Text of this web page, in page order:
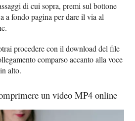
di cui sopra, premi sul bottone
a fondo pagina per dare il via al
procedere con il download del file
comparso accanto alla voce
alto.
un video MP4 online